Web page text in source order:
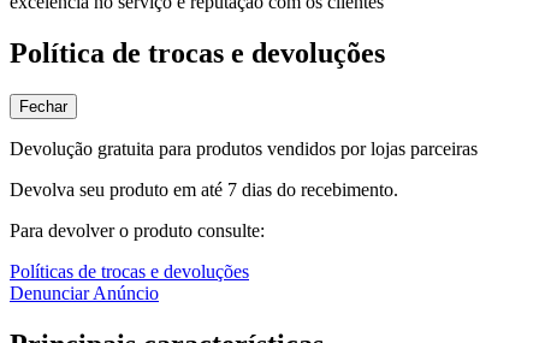
Política de trocas e devoluções
Fechar
Devolução gratuita para produtos vendidos por lojas parceiras
Devolva seu produto em até 7 dias do recebimento.
Para devolver o produto consulte:
Políticas de trocas e devoluções
Denunciar Anúncio